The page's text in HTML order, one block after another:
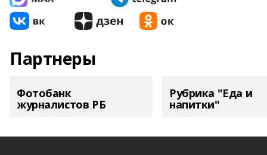
Партнеры
Фотобанк
журналистов РБ
Рубрика "Еда и
напитки"